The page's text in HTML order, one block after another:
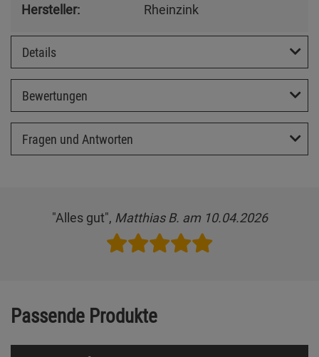
Hersteller:
Rheinzink
Details
Bewertungen
Fragen und Antworten
"Alles gut", Matthias B. am 10.04.2026
Passende Produkte